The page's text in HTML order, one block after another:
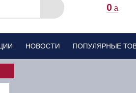
0 a
НОВОСТИ ПОПУЛЯРНЫЕ